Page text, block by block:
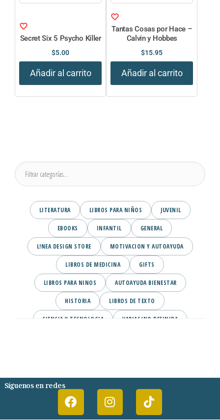
Secret Six 5 Psycho Killer
$5.00
Añadir al carrito
Tantas Cosas por Hace –
Calvin y Hobbes
$15.95
Añadir al carrito
LITERATURA LIBROS PARA NIÑOS JUVENIL
EBOOKS INFANTIL GENERAL
L!NEA DESIGN STORE MOTIVACION Y AUTOAYUDA
LIBROS DE MEDICINA GIFTS
LIBROS PARA NINOS AUTOAYUDA BIENESTAR
HISTORIA LIBROS DE TEXTO
CIENCIA Y TECNOLOGIA VARIAS/NO DEFINIDA
Síguenos en redes